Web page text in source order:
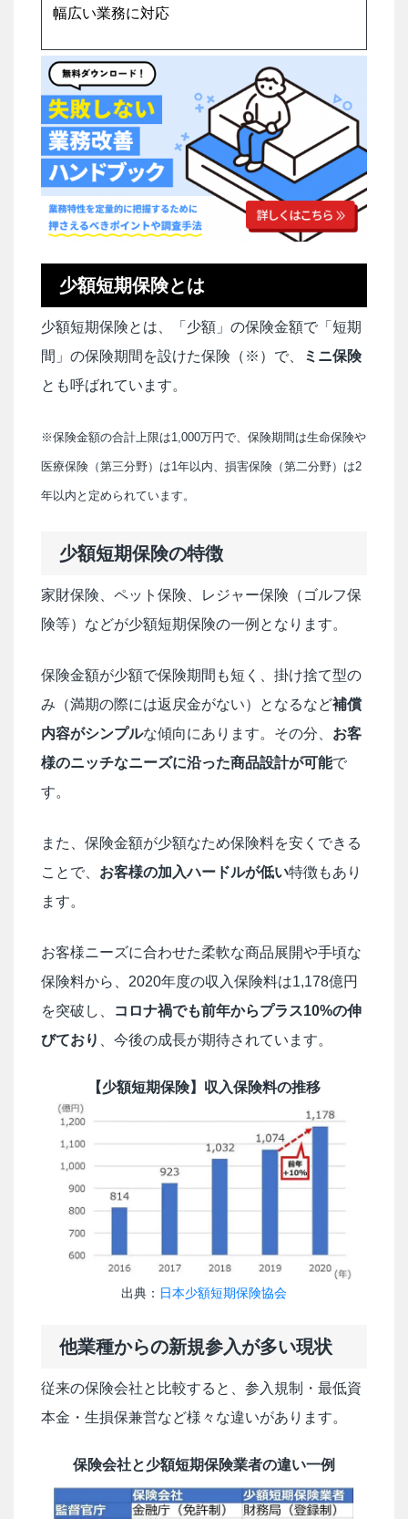
幅広い業務に対応
少額短期保険とは
少額短期保険とは、「少額」の保険金額で「短期
間」の保険期間を設けた保険（※）で、
ミニ保険
とも呼ばれています。
※保険金額の合計上限は1,000万円で、保険期間は生命保険や
医療保険（第三分野）は1年以内、損害保険（第二分野）は2
年以内と定められています。
少額短期保険の特徴
家財保険、ペット保険、レジャー保険（ゴルフ保
険等）などが少額短期保険の一例となります。
保険金額が少額で保険期間も短く、掛け捨て型の
み（満期の際には返戻金がない）となるなど補償
内容がシンプルな傾向にあります。その分、 お客
様のニッチなニーズに沿った商品設計が可能で
す。
また、保険金額が少額なため保険料を安くできる
ことで、 お客様の加入ハードルが低い特徴もあり
ます。
お客様ニーズに合わせた柔軟な商品展開や手頃な
保険料から、2020年度の収入保険料は1,178億円
を突破し、
コロナ禍でも前年からプラス10%の伸
びており 、今後の成長が期待されています。
【少額短期保険】収入保険料の推移
出典： 日本少額短期保険協会
他業種からの新規参入が多い現状
従来の保険会社と比較すると、参入規制・最低資
本金・生損保兼営など様々な違いがあります。
保険会社と少額短期保険業者の違い一例